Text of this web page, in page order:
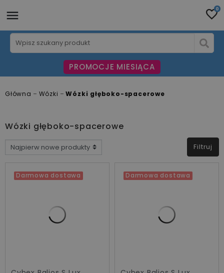
0
PROMOCJE MIESIĄCA
Główna Wózki Wózki głęboko-spacerowe
PRODUCENCI
Wózki głęboko-spacerowe
Filtruj
Darmowa dostawa Darmowa dostawa